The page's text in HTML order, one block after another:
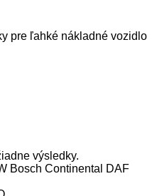
pre ľahké nákladné vozidlo
výsledky.
Bosch Continental
DAF